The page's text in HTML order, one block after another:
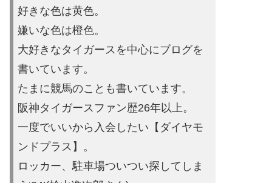
好きな色は黄色。
嫌いな色は橙色。
大好きなタイガースを中心にブログを
書いています。
たまに競馬のことも書いています。
阪神タイガースファン歴26年以上。
一度でいいから入会したい【ダイヤモ
ンドプラス】。
ロッカー、駐車場ついつい探してしま